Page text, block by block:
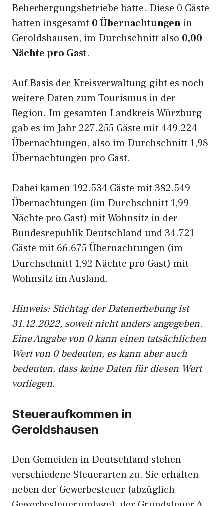
Beherbergungsbetriebe hatte. Diese 0 Gäste
hatten insgesamt 0 Übernachtungen in
Geroldshausen, im Durchschnitt also 0,00
Nächte pro Gast.
Auf Basis der Kreisverwaltung gibt es noch
weitere Daten zum Tourismus in der
Region. Im gesamten Landkreis Würzburg
gab es im Jahr 227.255 Gäste mit 449.224
Übernachtungen, also im Durchschnitt 1,98
Übernachtungen pro Gast.
Dabei kamen 192.534 Gäste mit 382.549
Übernachtungen (im Durchschnitt 1,99
Nächte pro Gast) mit Wohnsitz in der
Bundesrepublik Deutschland und 34.721
Gäste mit 66.675 Übernachtungen (im
Durchschnitt 1,92 Nächte pro Gast) mit
Wohnsitz im Ausland.
Hinweis: Stichtag der Datenerhebung ist
31.12.2022, soweit nicht anders angegeben.
Eine Angabe von 0 kann einen tatsächlichen
Wert von 0 bedeuten, es kann aber auch
bedeuten, dass keine Daten für diesen Wert
vorliegen.
Steueraufkommen in
Geroldshausen
Den Gemeiden in Deutschland stehen
verschiedene Steuerarten zu. Sie erhalten
neben der Gewerbesteuer (abzüglich